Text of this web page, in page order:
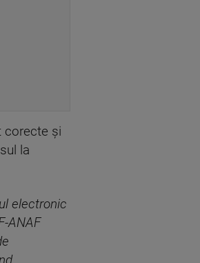
corecte și
la
electronic
ANAF